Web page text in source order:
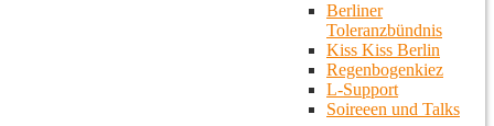
Berliner
Toleranzbündnis
Kiss Kiss Berlin
Regenbogenkiez
L-Support
Soireeen und Talks